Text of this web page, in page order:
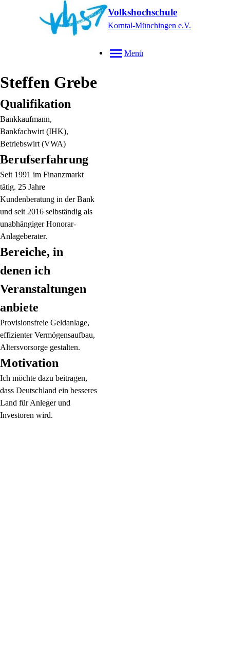
Volkshochschule
Korntal-Münchingen e.V.
Menü
Steffen Grebe
Qualifikation
Bankkaufmann,
Bankfachwirt (IHK),
Betriebswirt (VWA)
Berufserfahrung
Seit 1991 im Finanzmarkt
tätig. 25 Jahre
Kundenberatung in der Bank
und seit 2016 selbständig als
unabhängiger Honorar-
Anlageberater.
Bereiche, in
denen ich
Veranstaltungen
anbiete
Provisionsfreie Geldanlage,
effizienter Vermögensaufbau,
Altersvorsorge gestalten.
Motivation
Ich möchte dazu beitragen,
dass Deutschland ein besseres
Land für Anleger und
Investoren wird.